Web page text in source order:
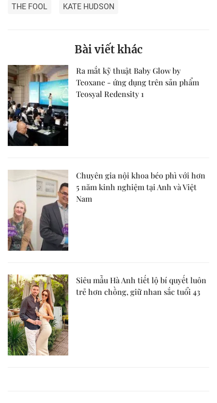
THE FOOL KATE HUDSON
Bài viết khác
Ra mắt kỹ thuật Baby Glow by
Teoxane - ứng dụng trên sản phẩm
Teosyal Redensity 1
Chuyên gia nội khoa béo phì với hơn
5 năm kinh nghiệm tại Anh và Việt
Nam
Siêu mẫu Hà Anh tiết lộ bí quyết luôn
trẻ hơn chồng, giữ nhan sắc tuổi 43